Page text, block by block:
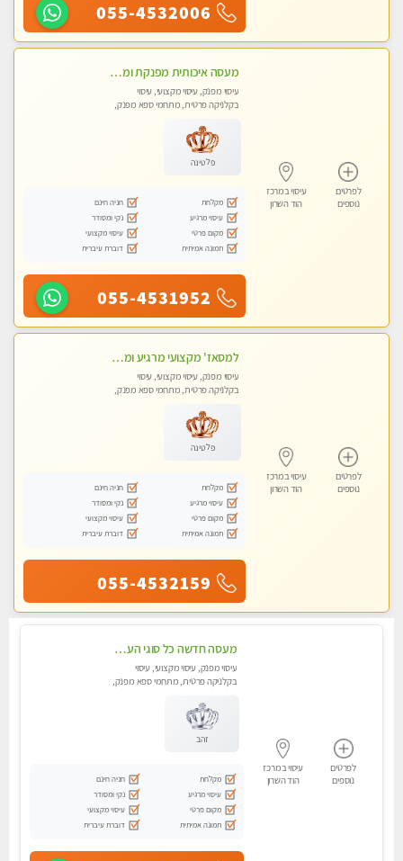
055-4532006
לפרטים
נוספים
עיסוי במרכז
הוד השרון
מעסה איכותית מפנקת ומקצועית
עיסוי מפנק, עיסוי מקצועי, עיסוי
בקלניקה פרטית, מתחמי ספא מפנק,
פלטינה
מקלחת
חניה חינם
עיסוי מרגיע
נקי ומסודר
מקום פרטי
עיסוי מקצועי
תמונה אמיתית
דוברת עיברית
055-4531952
לפרטים
נוספים
עיסוי במרכז
הוד השרון
למסאז' מקצועי מרגיע ומשחרר את כל הגוף! בקליניקה פרטית -מומלץ מאוד -ללא מין!
עיסוי מפנק, עיסוי מקצועי, עיסוי
בקלניקה פרטית, מתחמי ספא מפנק,
פלטינה
מקלחת
חניה חינם
עיסוי מרגיע
נקי ומסודר
מקום פרטי
עיסוי מקצועי
תמונה אמיתית
דוברת עיברית
055-4532159
לפרטים
נוספים
עיסוי במרכז
הוד השרון
מעסה חדשה כל סוגי העיסויים מעסה מקצועית ואיכותית פרטי!!!מומלץ לחלוטין!!
עיסוי מפנק, עיסוי מקצועי, עיסוי
בקלניקה פרטית, מתחמי ספא מפנק,
זהב
מקלחת
חניה חינם
עיסוי מרגיע
נקי ומסודר
מקום פרטי
עיסוי מקצועי
תמונה אמיתית
דוברת עיברית